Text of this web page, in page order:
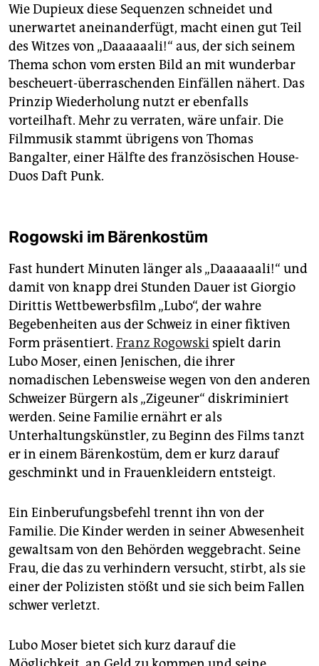
Wie Dupieux diese Sequenzen schneidet und
unerwartet aneinanderfügt, macht einen gut Teil
des Witzes von „Daaaaaali!“ aus, der sich seinem
Thema schon vom ersten Bild an mit wunderbar
bescheuert-überraschenden Einfällen nähert. Das
Prinzip Wiederholung nutzt er ebenfalls
vorteilhaft. Mehr zu verraten, wäre unfair. Die
Filmmusik stammt übrigens von Thomas
Bangalter, einer Hälfte des französischen House-
Duos Daft Punk.
Rogowski im Bärenkostüm
Fast hundert Minuten länger als „Daaaaaali!“ und
damit von knapp drei Stunden Dauer ist Giorgio
Dirittis Wettbewerbsfilm „Lubo“, der wahre
Begebenheiten aus der Schweiz in einer fiktiven
Form präsentiert. Franz Rogowski spielt darin
Lubo Moser, einen Jenischen, die ihrer
nomadischen Lebensweise wegen von den anderen
Schweizer Bürgern als „Zigeuner“ diskriminiert
werden. Seine Familie ernährt er als
Unterhaltungskünstler, zu Beginn des Films tanzt
er in einem Bärenkostüm, dem er kurz darauf
geschminkt und in Frauenkleidern entsteigt.
Ein Einberufungsbefehl trennt ihn von der
Familie. Die Kinder werden in seiner Abwesenheit
gewaltsam von den Behörden weggebracht. Seine
Frau, die das zu verhindern versucht, stirbt, als sie
einer der Polizisten stößt und sie sich beim Fallen
schwer verletzt.
Lubo Moser bietet sich kurz darauf die